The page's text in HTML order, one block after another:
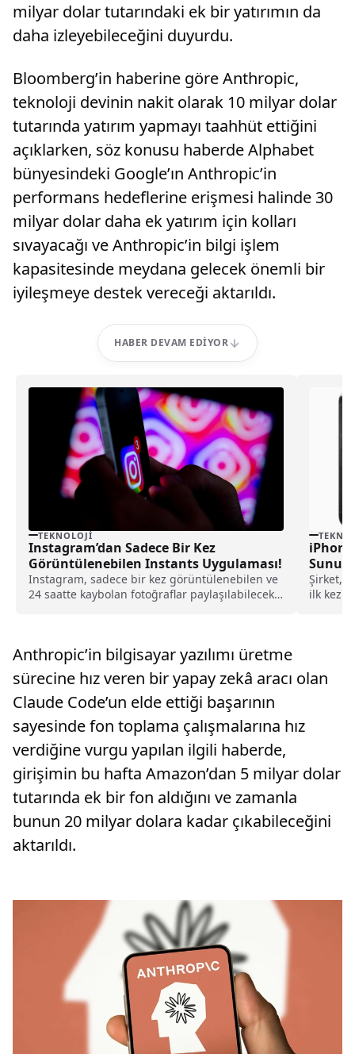
milyar dolar tutarındaki ek bir yatırımın da
daha izleyebileceğini duyurdu.
Bloomberg’in haberine göre Anthropic,
teknoloji devinin nakit olarak 10 milyar dolar
tutarında yatırım yapmayı taahhüt ettiğini
açıklarken, söz konusu haberde Alphabet
bünyesindeki Google’ın Anthropic’in
performans hedeflerine erişmesi halinde 30
milyar dolar daha ek yatırım için kolları
sıvayacağı ve Anthropic’in bilgi işlem
kapasitesinde meydana gelecek önemli bir
iyileşmeye destek vereceği aktarıldı.
HABER DEVAM EDIYOR
TEKNOLOJI
Instagram’dan Sadece Bir Kez
Görüntülenebilen Instants Uygulaması!
Instagram, sadece bir kez görüntülenebilen ve
24 saatte kaybolan fotoğraflar paylaşılabilecek
Şirket,
ilk kez
Anthropic’in bilgisayar yazılımı üretme
sürecine hız veren bir yapay zekâ aracı olan
Claude Code’un elde ettiği başarının
sayesinde fon toplama çalışmalarına hız
verdiğine vurgu yapılan ilgili haberde,
girişimin bu hafta Amazon’dan 5 milyar dolar
tutarında ek bir fon aldığını ve zamanla
bunun 20 milyar dolara kadar çıkabileceğini
aktarıldı.